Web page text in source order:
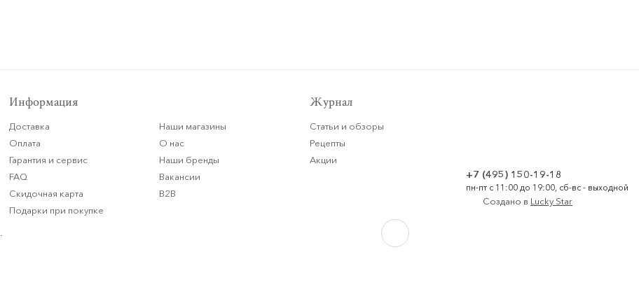
Информация
Доставка
Оплата
Гарантия и сервис
FAQ
Скидочная карта
Подарки при покупке
Наши магазины
О нас
Наши бренды
Вакансии
B2B
Журнал
Статьи и обзоры
Рецепты
Акции
+7 (495) 150-19-18
пн-пт с 11:00 до 19:00, сб-вс - выходной
Создано в Lucky Star